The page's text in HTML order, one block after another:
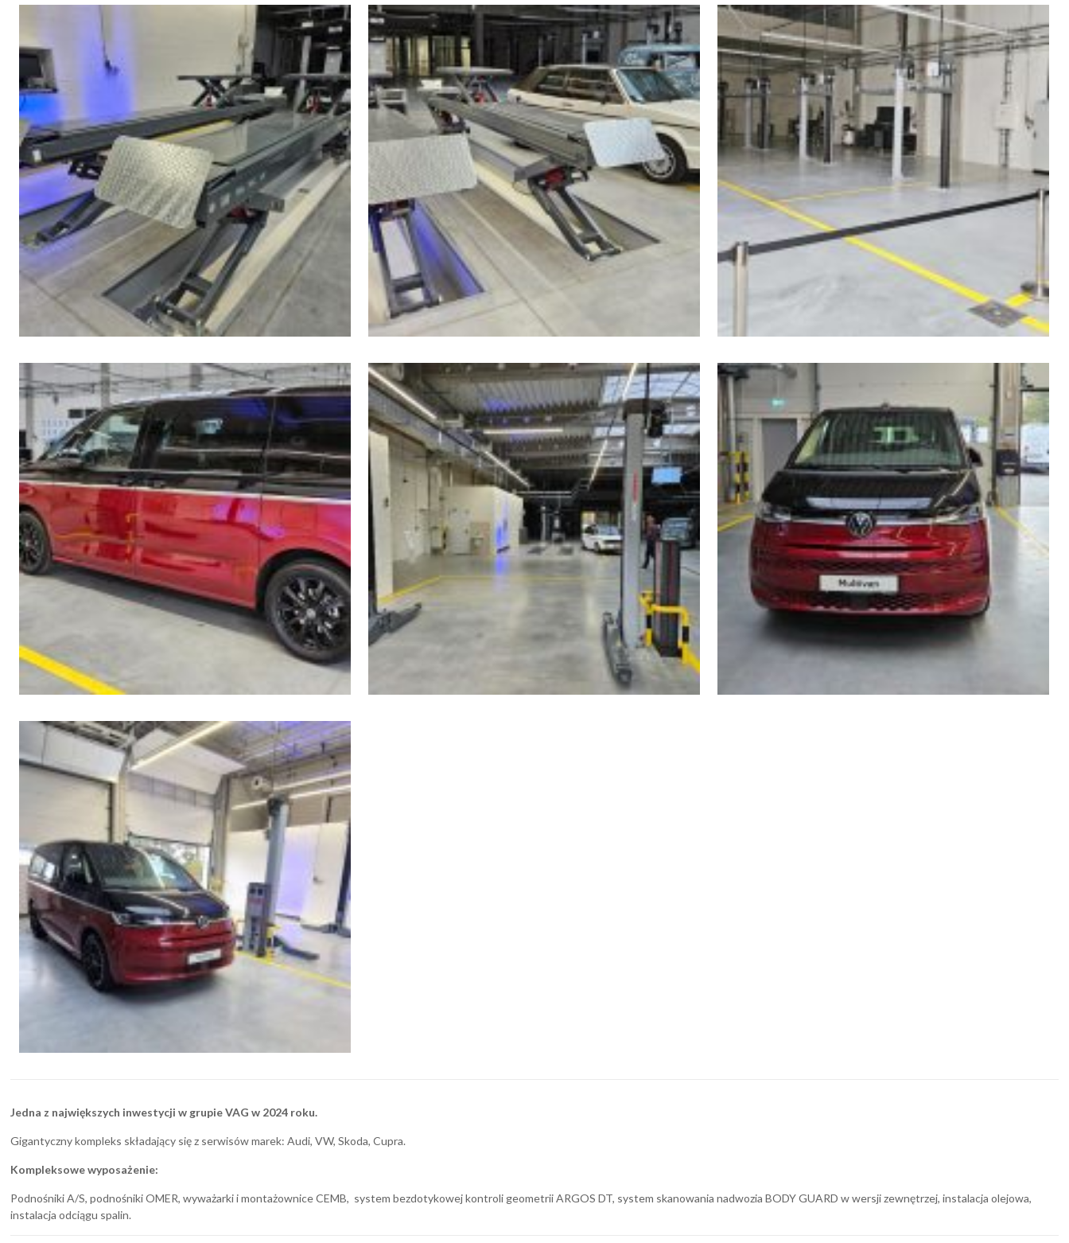
Jedna z największych inwestycji w grupie VAG w 2024 roku.
Gigantyczny kompleks składający się z serwisów marek: Audi, VW, Skoda, Cupra.
Kompleksowe wyposażenie:
Podnośniki A/S, podnośniki OMER, wyważarki i montażownice CEMB, system bezdotykowej kontroli geometrii ARGOS DT, system skanowania nadwozia BODY GUARD w wersji zewnętrzej, instalacja olejowa,
instalacja odciągu spalin.